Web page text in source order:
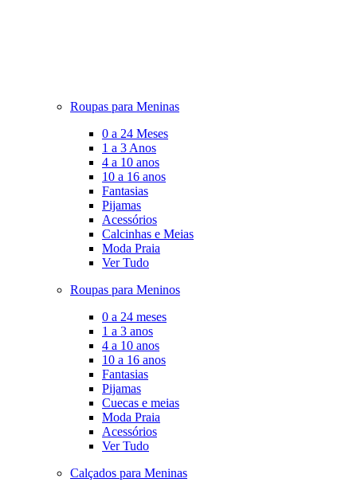
Roupas para Meninas
0 a 24 Meses
1 a 3 Anos
4 a 10 anos
10 a 16 anos
Fantasias
Pijamas
Acessórios
Calcinhas e Meias
Moda Praia
Ver Tudo
Roupas para Meninos
0 a 24 meses
1 a 3 anos
4 a 10 anos
10 a 16 anos
Fantasias
Pijamas
Cuecas e meias
Moda Praia
Acessórios
Ver Tudo
Calçados para Meninas